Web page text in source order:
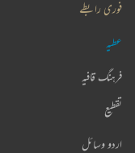
فوری رابطے
عطیہ
فرہنگ قافیہ
تقطیع
اردو وسائل